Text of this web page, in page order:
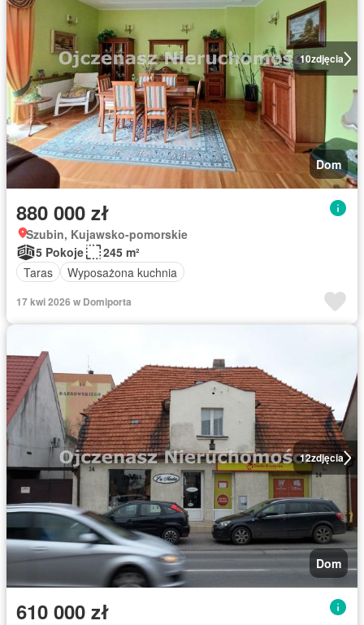
10zdjęcia
Dom
880 000 zł
Szubin, Kujawsko-pomorskie
5 Pokoje
245 m²
Taras
Wyposażona kuchnia
17 kwi 2026 w Domiporta
12zdjęcia
Dom
610 000 zł